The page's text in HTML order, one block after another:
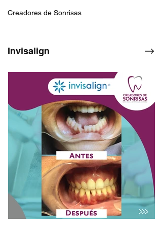
Invisalign
Creadores de Sonrisas